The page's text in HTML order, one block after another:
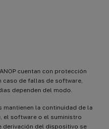
cuentan con protección
caso de fallas de software,
dependen del modo.
mantienen la continuidad de la
el software o el suministro
derivación del dispositivo se